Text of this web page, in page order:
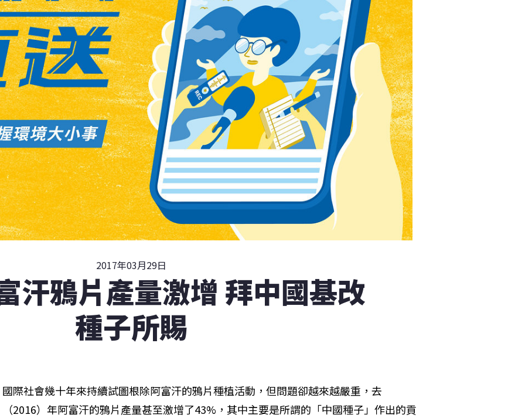
2017年03月29日
汗鴉片產量激增 拜中國基改
種子所賜
國際社會幾十年來持續試圖根除阿富汗的鴉片種植活動，但問題卻越來越嚴重，去
（2016）年阿富汗的鴉片產量甚至激增了43%，其中主要是所謂的「中國種子」作出的貢